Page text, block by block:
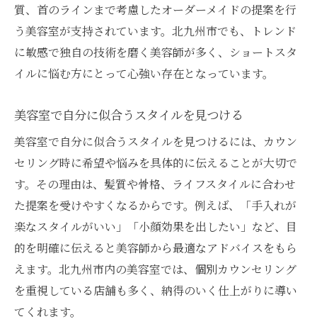
質、首のラインまで考慮したオーダーメイドの提案を行
う美容室が支持されています。北九州市でも、トレンド
に敏感で独自の技術を磨く美容師が多く、ショートスタ
イルに悩む方にとって心強い存在となっています。
美容室で自分に似合うスタイルを見つける
美容室で自分に似合うスタイルを見つけるには、カウン
セリング時に希望や悩みを具体的に伝えることが大切で
す。その理由は、髪質や骨格、ライフスタイルに合わせ
た提案を受けやすくなるからです。例えば、「手入れが
楽なスタイルがいい」「小顔効果を出したい」など、目
的を明確に伝えると美容師から最適なアドバイスをもら
えます。北九州市内の美容室では、個別カウンセリング
を重視している店舗も多く、納得のいく仕上がりに導い
てくれます。